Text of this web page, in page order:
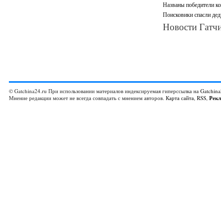
Названы победители
Поисковики спасли
Новости
© Gatchina24.ru При использовании материалов индексируемая гиперссылка на
Мнение редакции может не всегда совпадать с мнением авторов. Карта сайта, RSS,